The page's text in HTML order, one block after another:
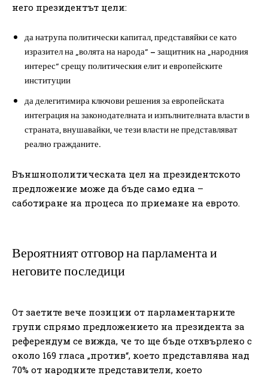
него президентът цели:
да натрупа политически капитал, представяйки се като
изразител на „волята на народа“ – защитник на „народния
интерес“ срещу политическия елит и европейските
институции
да делегитимира ключови решения за европейската
интеграция на законодателната и изпълнителната власти в
страната, внушавайки, че тези власти не представляват
реално гражданите.
Външнополитическата цел на президентското
предложение може да бъде само една –
саботиране на процеса по приемане на еврото.
Вероятният отговор на парламента и
неговите последици
От заетите вече позиции от парламентарните
групи спрямо предложението на президента за
референдум се вижда, че то ще бъде отхвърлено с
около 169 гласа „против“, което представлява над
70% от народните представители, което